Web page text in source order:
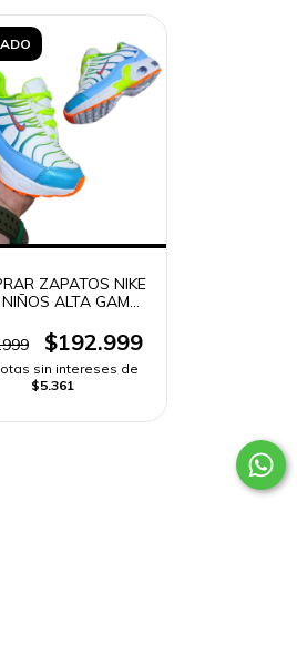
ZAPATOS NIKE
ALTA GAMA |
$192.999
sin intereses de
$5.361